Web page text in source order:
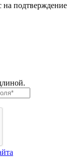
на подтверждение